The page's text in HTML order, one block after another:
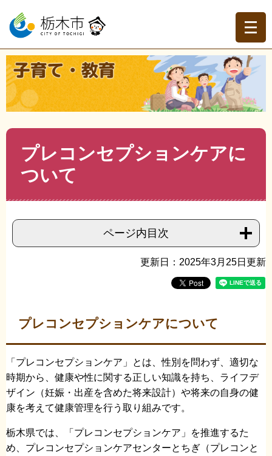
ー
の
先
頭
で
す。
ニ
ー
を
飛
ば
し
て
本
現在地
トップページ > 子育て・教育 > 子育て>妊娠・出産>
レコンセプションケアについて
プレコンセプションケアに
ついて
ページ内目次
更新日：2025年3月25日更新
プレコンセプションケアについて
「プレコンセプションケア」とは、性別を問わず、適切な
時期から、健康や性に関する正しい知識を持ち、ライフデ
ザイン（妊娠・出産を含めた将来設計）や将来の自身の健
康を考えて健康管理を行う取り組みです。
栃木県では、「プレコンセプションケア」を推進するた
め、プレコンセプションケアセンターとちぎ（プレコンと